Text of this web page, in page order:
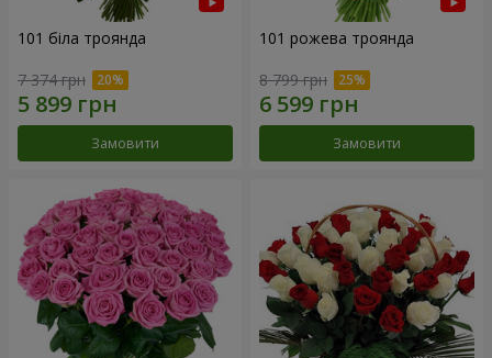
101 біла троянда
7 374 грн
Замовити
101 рожева троянда
8 799 грн
Замовити